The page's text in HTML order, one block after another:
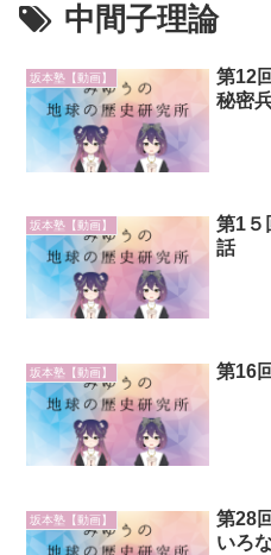
中間子理論
坂本塾【動画】
第12
秘密
坂本塾【動画】
第1
話
坂本塾【動画】 第16
坂本塾【動画】
第28
いろ